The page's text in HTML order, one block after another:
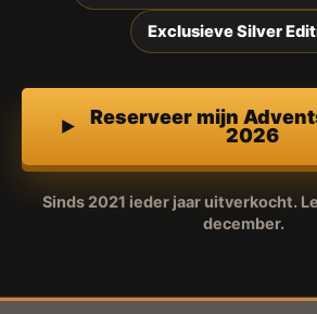
Exclusieve Silver
Reserveer mijn
2026
Sinds 2021 ieder jaar uitverkocht.
december.